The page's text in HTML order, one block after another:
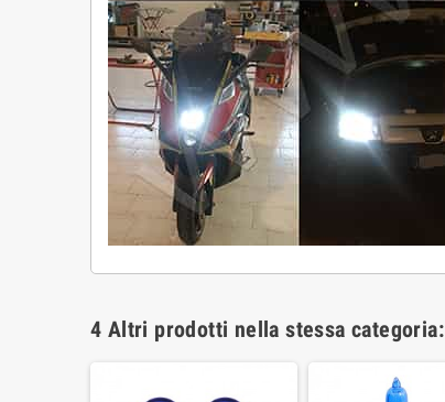
4 Altri prodotti nella stessa categoria: